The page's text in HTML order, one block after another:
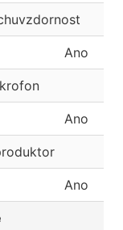
Ano
Ano
Ano